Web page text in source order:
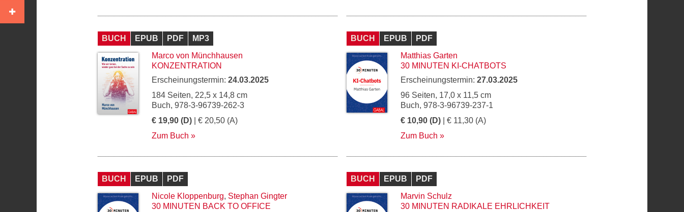
BUCH EPUB PDF
MP3
Marco von Münchhausen
KONZENTRATION
Erscheinungstermin: 24.03.2025
184 Seiten, 22,5 x 14,8 cm
Buch, 978-3-96739-262-3
€ 19,90 (D) | € 20,50 (A)
Zum Buch
BUCH EPUB
PDF
Matthias Garten
30 MINUTEN KI-CHATBOTS
Erscheinungstermin: 27.03.2025
96 Seiten, 17,0 x 11,5 cm
Buch, 978-3-96739-237-1
€ 10,90 (D) | € 11,30 (A)
Zum Buch
BUCH EPUB
PDF
Nicole Kloppenburg, Stephan Gingter
30 MINUTEN BACK TO OFFICE
BUCH EPUB
PDF
Marvin Schulz
30 MINUTEN RADIKALE EHRLICHKEIT